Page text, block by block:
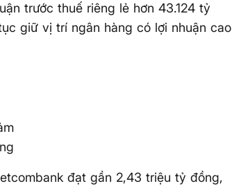
trước thuế riêng lẻ hơn 43.124 tỷ
giữ vị trí ngân hàng có lợi nhuận cao
đạt gần 2,43 triệu tỷ đồng,